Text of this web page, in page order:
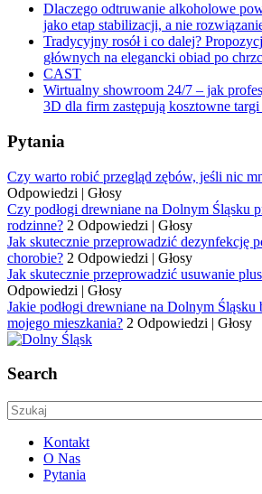
Dlaczego odtruwanie alkoholowe
jako etap stabilizacji, a nie
Tradycyjny rosół i co dalej?
głównych na elegancki obiad po
CAST
Wirtualny showroom 24/7 – jak
3D dla firm zastępują kosztowne
Pytania
Czy warto robić przegląd zębów, jeśli nic
Odpowiedzi | Głosy
Czy podłogi drewniane na Dolnym Śląsku
rodzinne? 2 Odpowiedzi | Głosy
Jak skutecznie przeprowadzić dezynfekcję
chorobie? 2 Odpowiedzi | Głosy
Jak skutecznie przeprowadzić usuwanie
Odpowiedzi | Głosy
Jakie podłogi drewniane na Dolnym Śląsku
mojego mieszkania? 2 Odpowiedzi | Głosy
Search
Kontakt
O Nas
Pytania